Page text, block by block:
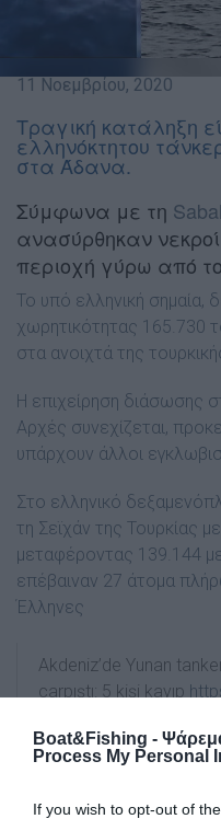
Boat&Fishing -
Process My Personal
If you wish to opt-out of
11 Νοεμβρίου, 2020
Τραγική κατάληξη
ελληνόκτητου
στα Άδανα.
Σύμφωνα με τη
ανασύρθηκαν
περιοχή γύρω από
To υπό ελληνική σημαία,
χωρητικότητας 165.730
στα ανοιχτά της
Η επιχείρηση διάσωσης
Αρχές συνεχίζεται,
υπάρχουν άλλοι
Στο ελληνικό
τη Σεϊχάν της Τουρκίας
μεταφέροντας 139.144
επέβαιναν 27 άτομα
Έλληνες
Akdeniz’de Yunan
çarpıştı: 5 kişi kayıp
— ANADOLU AJANSI